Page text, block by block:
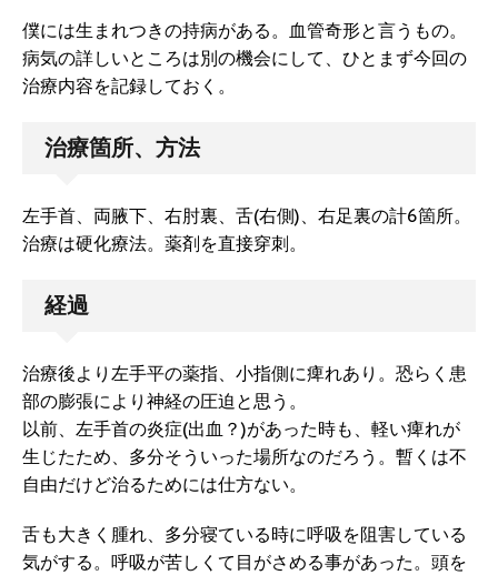
僕には生まれつきの持病がある。血管奇形と言うもの。
病気の詳しいところは別の機会にして、ひとまず今回の
治療内容を記録しておく。
治療箇所、方法
左手首、両腋下、右肘裏、舌(右側)、右足裏の計6箇所。
治療は硬化療法。薬剤を直接穿刺。
経過
治療後より左手平の薬指、小指側に痺れあり。恐らく患
部の膨張により神経の圧迫と思う。
以前、左手首の炎症(出血？)があった時も、軽い痺れが
生じたため、多分そういった場所なのだろう。暫くは不
自由だけど治るためには仕方ない。
舌も大きく腫れ、多分寝ている時に呼吸を阻害している
気がする。呼吸が苦しくて目がさめる事があった。頭を